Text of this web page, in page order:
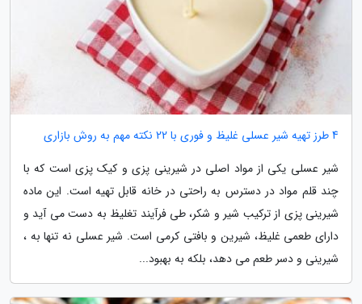
4 طرز تهیه شیر عسلی غلیظ و فوری با 22 نکته مهم به روش بازاری
شیر عسلی یکی از مواد اصلی در شیرینی پزی و کیک پزی است که با
چند قلم مواد در دسترس به راحتی در خانه قابل تهیه است. این ماده
شیرینی پزی از ترکیب شیر و شکر، طی فرآیند تغلیظ به دست می آید و
دارای طعمی غلیظ، شیرین و بافتی کرمی است. شیر عسلی نه تنها به ،
شیرینی و دسر طعم می دهد، بلکه به بهبود...